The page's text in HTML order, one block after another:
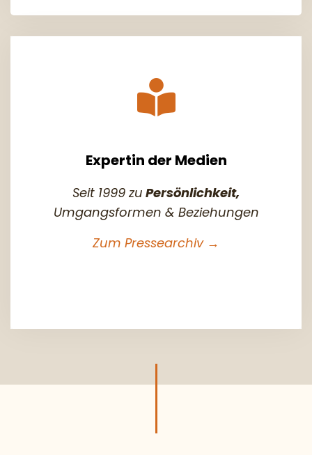
Expertin der Medien
Seit 1999 zu Persönlichkeit,
Umgangsformen & Beziehungen
Zum Pressearchiv →